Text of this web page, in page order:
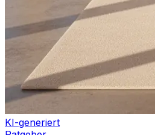
KI-generiert